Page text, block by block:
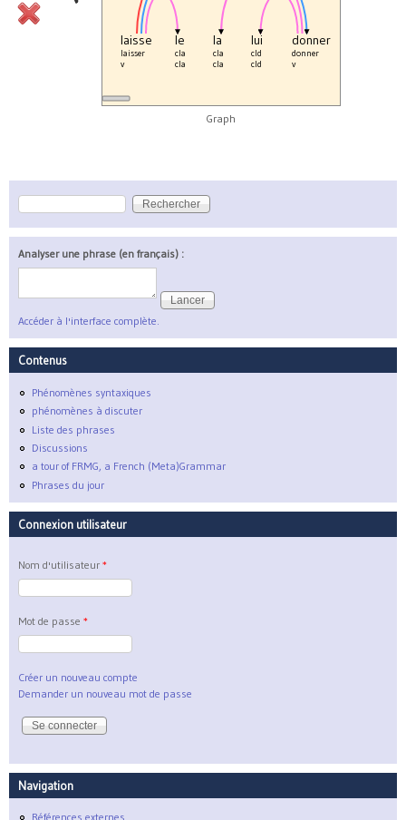
laisse
laisser
v
le
cla
cla
la
cla
cla
lui
cld
cld
donner
donner
v
Graph
Formulaire de recherche
Rechercher
Analyser une phrase (en français) :
Accéder à l'interface complète.
Contenus
Phénomènes syntaxiques
phénomènes à discuter
Liste des phrases
Discussions
a tour of FRMG, a French (Meta)Grammar
Phrases du jour
Connexion utilisateur
Nom d'utilisateur *
Mot de passe *
Créer un nouveau compte
Demander un nouveau mot de passe
Navigation
Références externes